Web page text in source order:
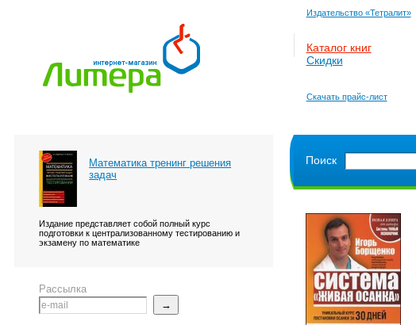
Издательство «Тетралит»
Каталог книг
Скидки
Скачать прайс-лист
Поиск
Математика тренинг решения
задач
Издание представляет собой полный курс
подготовки к централизованному тестированию и
экзамену по математике
Рассылка
→